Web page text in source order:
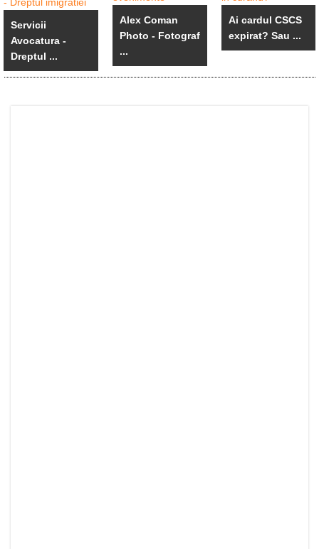
Servicii
Avocatura -
Dreptul ...
Alex Coman
Photo - Fotograf
...
Ai cardul CSCS
expirat? Sau ...